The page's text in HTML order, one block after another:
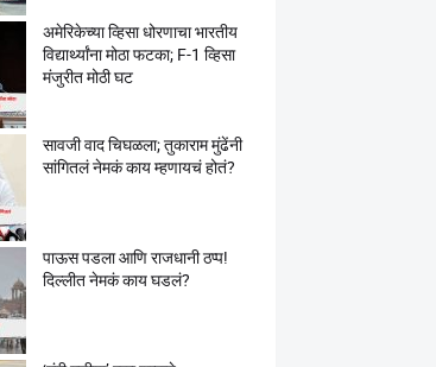
अमेरिकेच्या व्हिसा धोरणाचा भारतीय
विद्यार्थ्यांना मोठा फटका; F-1 व्हिसा
मंजुरीत मोठी घट
सावजी वाद चिघळला; तुकाराम मुंढेंनी
सांगितलं नेमकं काय म्हणायचं होतं?
पाऊस पडला आणि राजधानी ठप्प!
दिल्लीत नेमकं काय घडलं?